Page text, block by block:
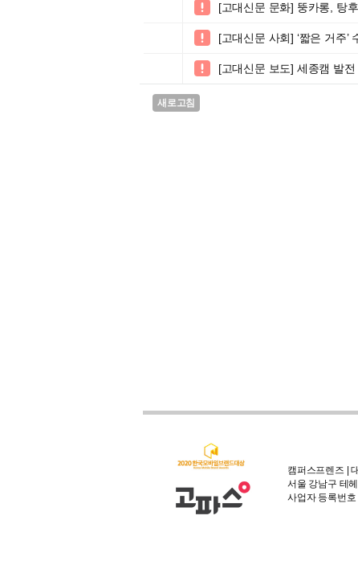
 [고대신문 문화] 뚱카롱, 탕
 [고대신문 사회] ‘짧은 거주
 [고대신문 보도] 세종캠 발전
새로고침
캠퍼스프렌즈 |
서울 강남구 테
사업자 등록번